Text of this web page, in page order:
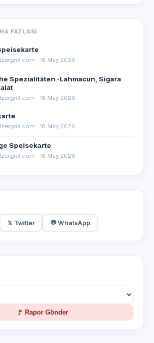
FAZLASI
· 18 May 2026
Spezialitäten -Lahmacun, Sigara
· 18 May 2026
· 18 May 2026
Speisekarte
· 18 May 2026
𝕏 Twitter 💬 WhatsApp
🚩 Rapor Gönder